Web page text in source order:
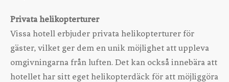
Privata helikopterturer
Vissa hotell erbjuder privata helikopterturer för
gäster, vilket ger dem en unik möjlighet att uppleva
omgivningarna från luften. Det kan också innebära att
hotellet har sitt eget helikopterdäck för att möjliggöra